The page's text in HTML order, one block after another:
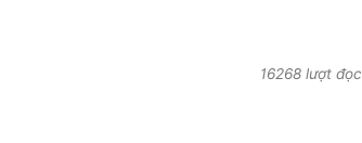
16268 lượt đọc